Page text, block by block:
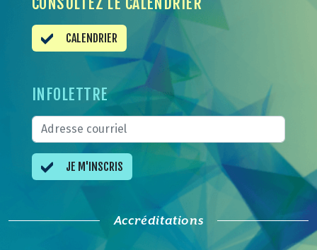
CALENDRIER
INFOLETTRE
JE M'INSCRIS
Accréditations